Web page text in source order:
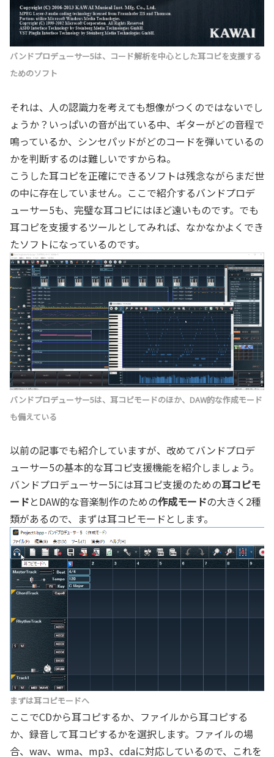
バンドプロデューサー5は、コード解析を中心とした耳コピを支援する
ためのソフト
それは、人の認識力を考えても想像がつくのではないでし
ょうか？いっぱいの音が出ている中、ギターがどの音程で
鳴っているか、シンセパッドがどのコードを弾いているの
かを判断するのは難しいですからね。
こうした耳コピを正確にできるソフトは残念ながらまだ世
の中に存在していません。ここで紹介するバンドプロデ
ューサー5も、完璧な耳コピにはほど遠いものです。でも
耳コピを支援するツールとしてみれば、なかなかよくでき
たソフトになっているのです。
バンドプロデューサー5は、耳コピモードのほか、DAW的な作成モード
も備えている
以前の記事でも紹介していますが、改めてバンドプロデ
ューサー5の基本的な耳コピ支援機能を紹介しましょう。
バンドプロデューサー5には耳コピ支援のための耳コピモ
ードとDAW的な音楽制作のための作成モードの大きく2種
類があるので、まずは耳コピモードとします。
まずは耳コピモードへ
ここでCDから耳コピするか、ファイルから耳コピする
か、録音して耳コピするかを選択します。ファイルの場
合、wav、wma、mp3、cdaに対応しているので、これを